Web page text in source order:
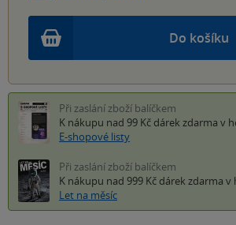
Do košíku
Při zaslání zboží balíčkem
K nákupu nad 99 Kč dárek zdarma v
E-shopové listy
Při zaslání zboží balíčkem
K nákupu nad 999 Kč dárek zdarma v
Let na měsíc